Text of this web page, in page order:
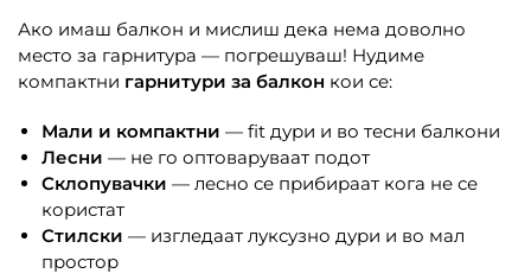
Ако имаш балкон и мислиш дека нема доволно
место за гарнитура — погрешуваш! Нудиме
компактни гарнитури за балкон кои се:
Мали и компактни — fit дури и во тесни балкони
Лесни — не го оптоваруваат подот
Склопувачки — лесно се прибираат кога не се
користат
Стилски — изгледаат луксузно дури и во мал
простор